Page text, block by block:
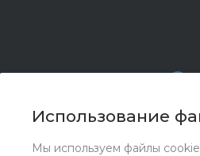
Использование
Мы используем файлы